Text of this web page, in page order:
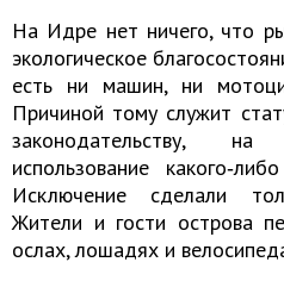
На Идре нет ничего, что
экологическое
есть ни машин, ни
Причиной тому служит
законодательству,
использование
Исключение сделали
Жители и гости острова
ослах, лошадях и